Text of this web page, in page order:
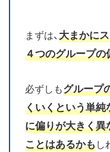
まずは、大まかに
４つのグループ
必ずしもグループ
くいくという単純
に偏りが大きく異
ことはあるかもし